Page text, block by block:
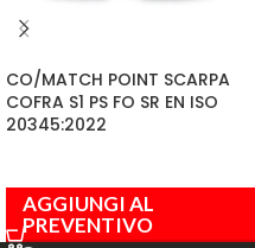
CO/MATCH POINT SCARPA
COFRA S1 PS FO SR EN ISO
20345:2022
AGGIUNGI AL
PREVENTIVO